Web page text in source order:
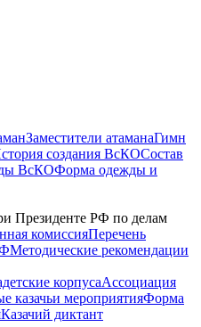
Заместители атаманаГимн
создания ВсКОСостав
ВсКОФорма одежды и
Президенте РФ по делам
комиссияПеречень
Методические рекомендации
корпусаАссоциация
казачьи мероприятияФорма
Казачий диктант